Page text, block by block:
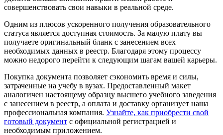
совершенствовать свои навыки в реальной среде.
Одним из плюсов ускоренного получения образовательного
статуса является доступная стоимость. За малую плату вы
получаете оригинальный бланк с занесением всех
необходимых данных в реестр. Благодаря этому процессу
можно недорого перейти к следующим шагам вашей карьеры.
Покупка документа позволяет сэкономить время и силы,
затраченные на учебу в вузах. Предоставленный макет
аналогичен настоящему образцу высшего учебного заведения
с занесением в реестр, а оплата и доставку организует наша
профессиональная компания. Узнайте, как приобрести свой
готовый документ с официальной регистрацией и
необходимым приложением.